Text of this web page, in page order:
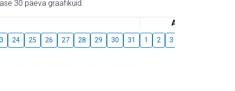
30 päeva graafikuid.
August
24 25 26 27 28 29 30 31 1 2 3